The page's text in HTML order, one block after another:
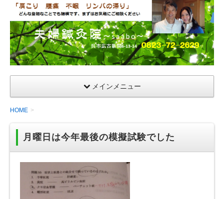
夫
婦
鍼
灸
院
メインメニュー
HOME
月曜日は今年最後の模擬試験でした